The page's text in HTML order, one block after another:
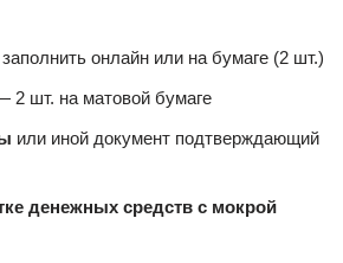
онлайн или на бумаге (2 шт.)
2 шт. на матовой бумаге
или иной документ подтверждающий
денежных средств с мокрой